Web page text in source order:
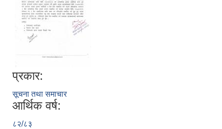
प्रकार:
सूचना तथा समाचार
आर्थिक वर्ष:
८२/८३